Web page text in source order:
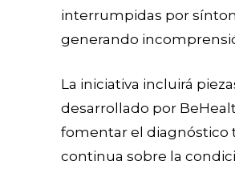
interrumpidas por
generando
La iniciativa incluirá
desarrollado por
fomentar el diagnóstico
continua sobre la